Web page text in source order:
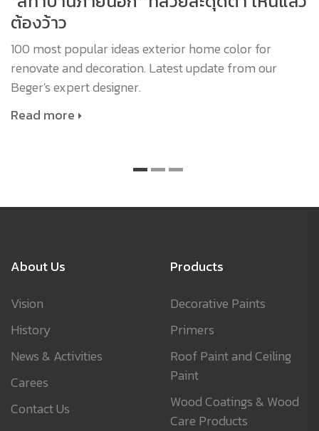
ต้องว้าว
100 most popular ideas exterior home color for
renovate and decoration. Latest update from our
Beger's expert designer.
Read more
About Us
Vision
History
News & Activities
Carees
Contact Us
Products
Decorative Paints
Primers
Roof Paint and Ceiling
Paint
Wood Coatings & Wood
Care Products